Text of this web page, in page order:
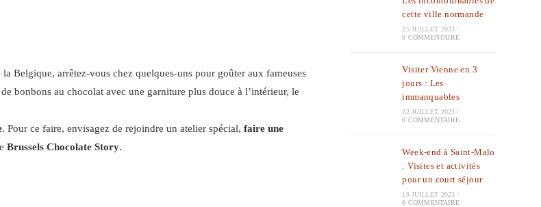
la Belgique, arrêtez-vous chez quelques-uns pour goûter aux fameuses
bonbons au chocolat avec une garniture plus douce à l’intérieur, le
. Pour ce faire, envisagez de rejoindre un atelier spécial,faire une
Brussels Chocolate Story.
cette ville normande
25 JUILLET 2023 /
0 COMMENTAIRE
Visiter Vienne en 3
jours : Les
immanquables
22 JUILLET 2023 /
0 COMMENTAIRE
Week-end à Saint-Malo
: Visites et activités
pour un court séjour
19 JUILLET 2023 /
0 COMMENTAIRE